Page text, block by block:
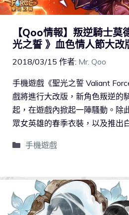
【Qoo情報】叛逆騎士莫
光之誓 》血色情人節大改
2018/03/15 作者: Mr. Qoo
手機遊戲《聖光之誓 Valiant
戲將進行大改版，新角色叛逆的
起，在遊戲內掀起一陣騷動。除
眾女英雄的春季衣裝，以及推出
手機遊戲